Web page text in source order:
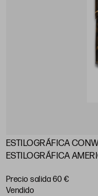
ESTILOGRÁFICA
ESTILOGRÁFICA
Precio salida 60 €
vendido